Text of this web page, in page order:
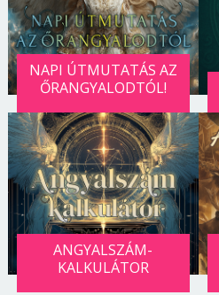
NAPI ÚTMUTATÁS AZ
ŐRANGYALODTÓL!
ANGYALSZÁM-
KALKULÁTOR